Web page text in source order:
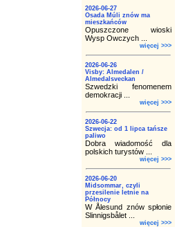
2026-06-27
Osada Múli znów ma
mieszkańców
Opuszczone wioski
Wysp Owczych ...
więcej >>>
2026-06-26
Visby: Almedalen /
Almedalsveckan
Szwedzki fenomenem
demokracji ...
więcej >>>
2026-06-22
Szwecja: od 1 lipca tańsze
paliwo
Dobra wiadomość dla
polskich turystów ...
więcej >>>
2026-06-20
Midsommar, czyli
przesilenie letnie na
Północy
W Ålesund znów spłonie
Slinnigsbålet ...
więcej >>>